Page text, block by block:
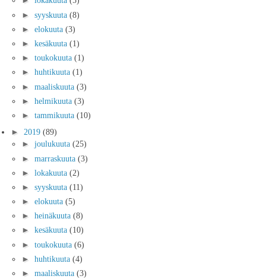
► syyskuuta (8)
► elokuuta (3)
► kesäkuuta (1)
► toukokuuta (1)
► huhtikuuta (1)
► maaliskuuta (3)
► helmikuuta (3)
► tammikuuta (10)
► 2019 (89)
► joulukuuta (25)
► marraskuuta (3)
► lokakuuta (2)
► syyskuuta (11)
► elokuuta (5)
► heinäkuuta (8)
► kesäkuuta (10)
► toukokuuta (6)
► huhtikuuta (4)
► maaliskuuta (3)